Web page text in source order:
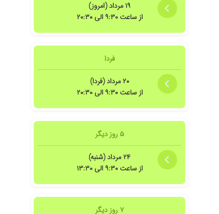
۱۹ مرداد (امروز)
از ساعت ۹:۳۰ الی ۲۰:۳۰
فردا
۲۰ مرداد (فردا)
از ساعت ۹:۳۰ الی ۲۰:۳۰
۵ روز دیگر
۲۴ مرداد (شنبه)
از ساعت ۹:۳۰ الی ۱۳:۳۰
۷ روز دیگر